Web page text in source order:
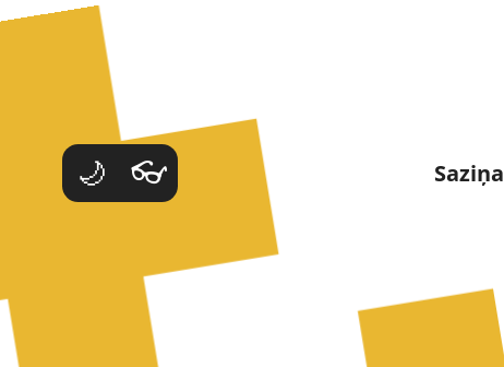
Dievturu sadraudze
Saziņa